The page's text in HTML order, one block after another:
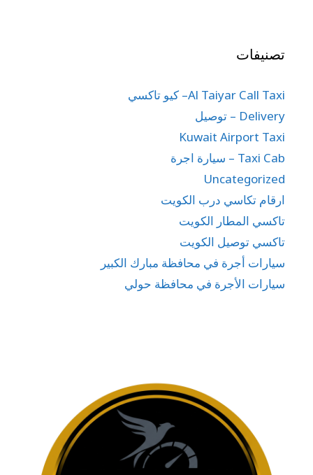
تصنيفات
Al Taiyar Call Taxi– كيو تاكسي
Delivery – توصيل
Kuwait Airport Taxi
Taxi Cab – سيارة اجرة
Uncategorized
ارقام تكاسي درب الكويت
تاكسي المطار الكويت
تاكسي توصيل الكويت
سيارات أجرة في محافظة مبارك الكبير
سيارات الأجرة في محافظة حولي